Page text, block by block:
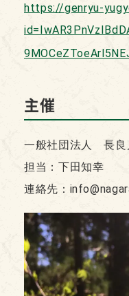
https://genryu-
主催
一般社団法人 長良
担当：下田知幸
連絡先：